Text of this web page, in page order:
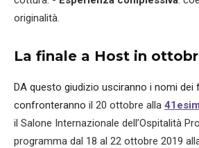
originalità.
La finale a Host in
DA questo giudizio usciranno i nomi dei
confronteranno il 20 ottobre alla
il Salone Internazionale dell’Ospitalità
programma dal 18 al 22 ottobre 2019